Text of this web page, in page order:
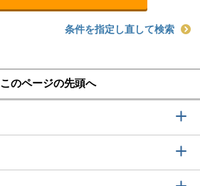
条件を指定し直して検索
このページの先頭へ